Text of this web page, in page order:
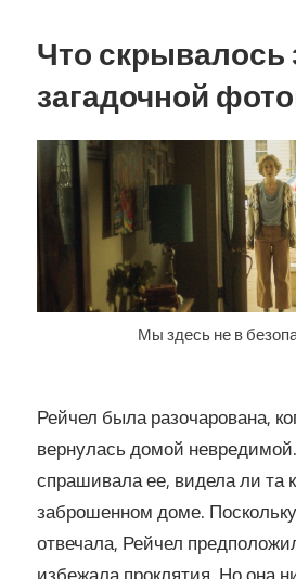
Что скрывалось
загадочной
Мы здесь не в
Рейчел была разочарована,
вернулась домой
спрашивала ее, видела ли та
заброшенном доме.
отвечала, Рейчел